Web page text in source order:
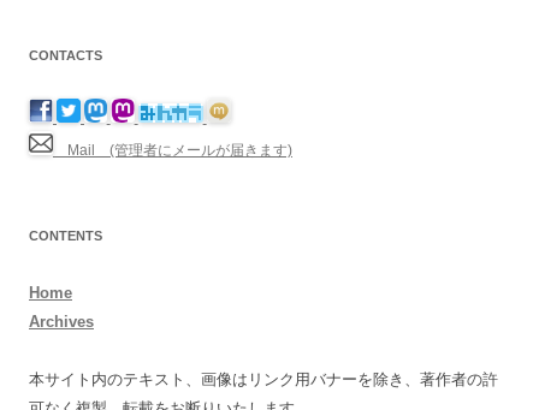
CONTACTS
Mail (管理者にメールが届きます)
CONTENTS
Home
Archives
本サイト内のテキスト、画像はリンク用バナーを除き、著作者の許